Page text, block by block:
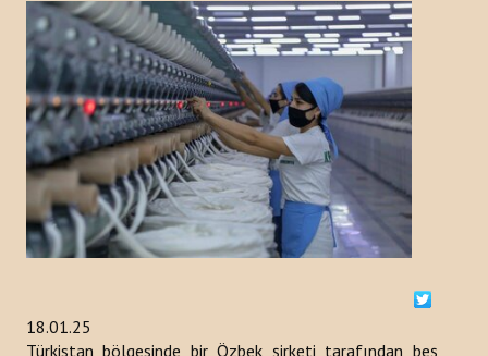
Tarihçesi
ETKINLIKLER
DUYURULAR
HABERLER
Kazakistan
Türkiye
18.01.25
Türkistan bölgesinde bir Özbek şirketi tarafından beş